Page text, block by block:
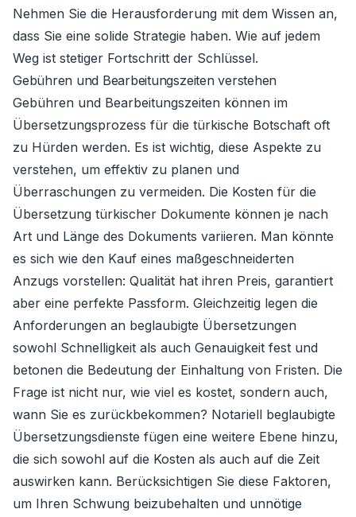
Nehmen Sie die Herausforderung mit dem Wissen an,
dass Sie eine solide Strategie haben. Wie auf jedem
Weg ist stetiger Fortschritt der Schlüssel.
Gebühren und Bearbeitungszeiten verstehen
Gebühren und Bearbeitungszeiten können im
Übersetzungsprozess für die türkische Botschaft oft
zu Hürden werden. Es ist wichtig, diese Aspekte zu
verstehen, um effektiv zu planen und
Überraschungen zu vermeiden. Die Kosten für die
Übersetzung türkischer Dokumente können je nach
Art und Länge des Dokuments variieren. Man könnte
es sich wie den Kauf eines maßgeschneiderten
Anzugs vorstellen: Qualität hat ihren Preis, garantiert
aber eine perfekte Passform. Gleichzeitig legen die
Anforderungen an beglaubigte Übersetzungen
sowohl Schnelligkeit als auch Genauigkeit fest und
betonen die Bedeutung der Einhaltung von Fristen. Die
Frage ist nicht nur, wie viel es kostet, sondern auch,
wann Sie es zurückbekommen? Notariell beglaubigte
Übersetzungsdienste fügen eine weitere Ebene hinzu,
die sich sowohl auf die Kosten als auch auf die Zeit
auswirken kann. Berücksichtigen Sie diese Faktoren,
um Ihren Schwung beizubehalten und unnötige